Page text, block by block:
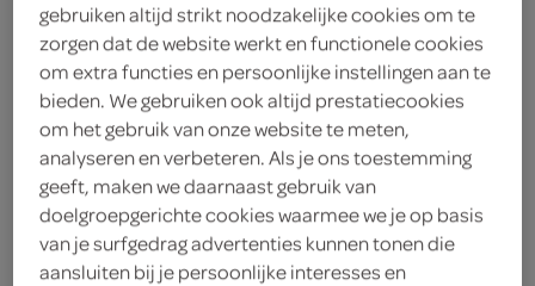
boodschappen
bestellen
gebruiken altijd strikt noodzakelijke cookies om te
zorgen dat de website werkt en functionele cookies
om extra functies en persoonlijke instellingen aan te
bieden. We gebruiken ook altijd prestatiecookies
om het gebruik van onze website te meten,
analyseren en verbeteren. Als je ons toestemming
geeft, maken we daarnaast gebruik van
doelgroepgerichte cookies waarmee we je op basis
van je surfgedrag advertenties kunnen tonen die
aansluiten bij je persoonlijke interesses en